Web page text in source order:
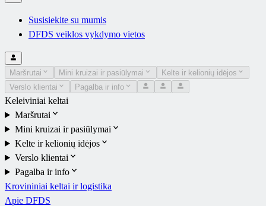
Susisiekite su mumis
DFDS veiklos vykdymo vietos
Maršrutai Mini kruizai ir pasiūlymai
Kelte ir kelionių idėjos
Verslo klientai
Pagalba ir info
Keleiviniai keltai
Maršrutai
Mini kruizai ir pasiūlymai
Kelte ir kelionių idėjos
Verslo klientai
Pagalba ir info
Krovininiai keltai ir logistika
Apie DFDS